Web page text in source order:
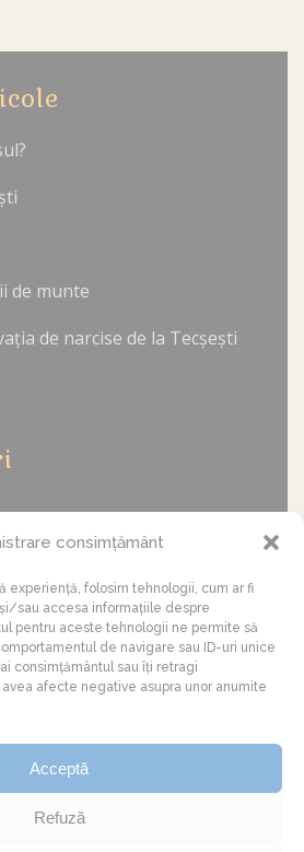
consimțământ
experiență, folosim tehnologii, cum ar fi
sau accesa informațiile despre
pentru aceste tehnologii ne permite să
de navigare sau ID-uri unice
consimțământul sau îți retragi
afecte negative asupra unor anumite
Acceptă
Refuză
de munte
de narcise de la Tecșești
(Bărăian G.